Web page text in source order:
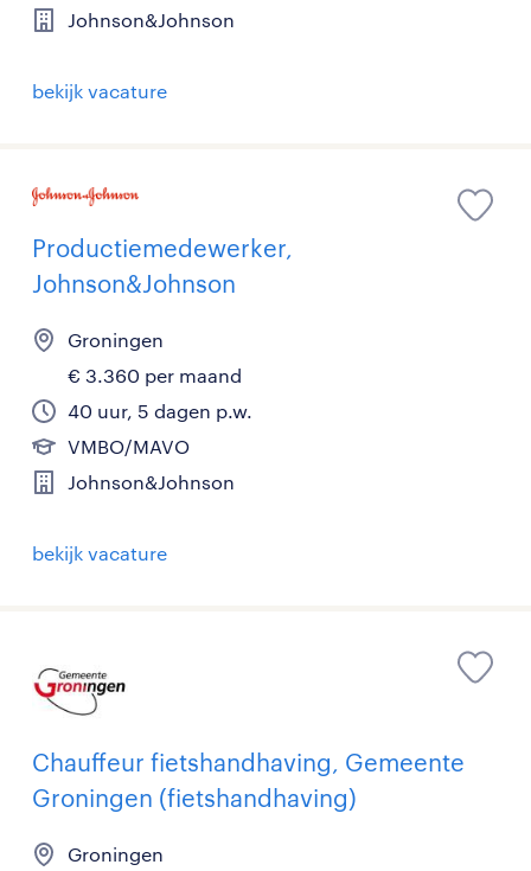
Johnson&Johnson
bekijk vacature
Productiemedewerker,
Johnson&Johnson
Groningen
€ 3.360 per maand
40 uur, 5 dagen p.w.
VMBO/MAVO
Johnson&Johnson
bekijk vacature
Chauffeur fietshandhaving, Gemeente
Groningen (fietshandhaving)
Groningen